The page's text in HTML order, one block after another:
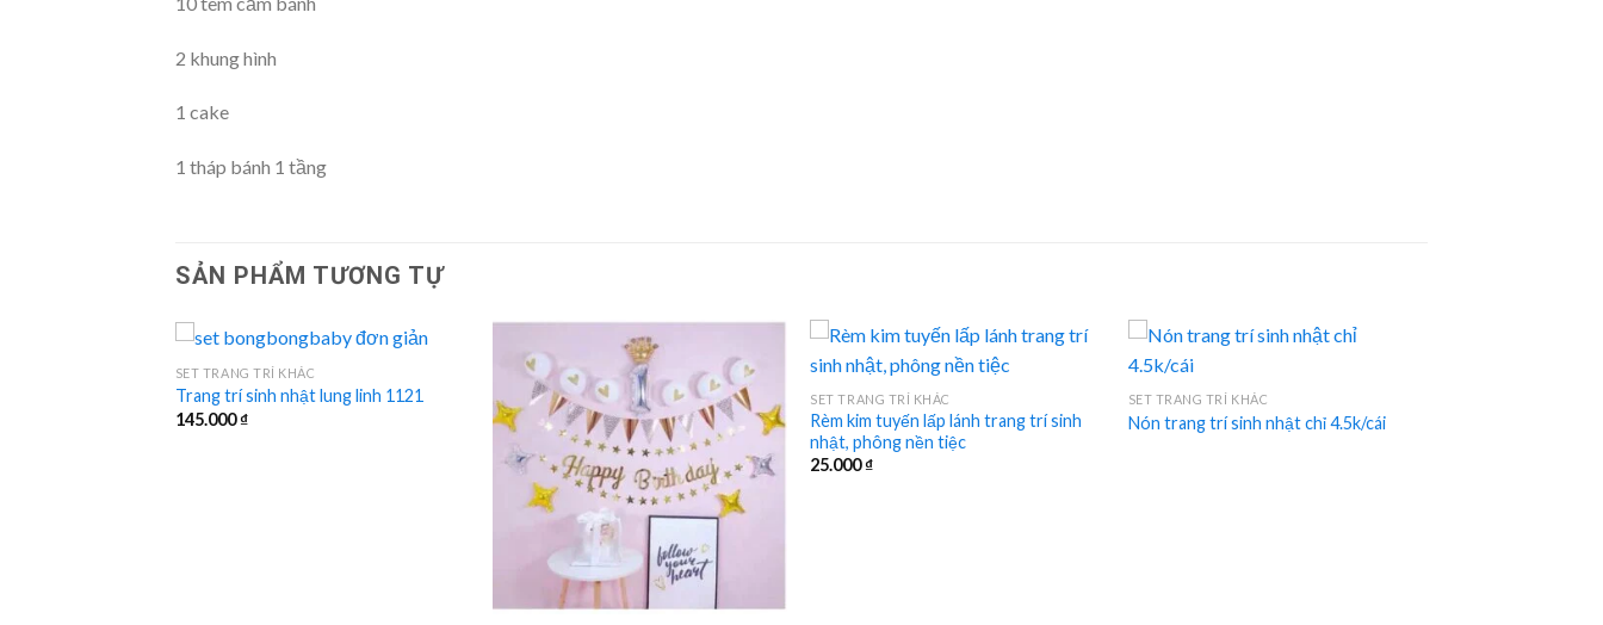
2 khung hình
1 cake
1 tháp bánh 1 tầng
SẢN PHẨM TƯƠNG TỰ
SET TRANG TRÍ KHÁC
Trang trí sinh nhật lung linh 1121
145.000₫
SET TRANG TRÍ KHÁC
Rèm kim tuyến lấp lánh trang trí sinh
nhật, phông nền tiệc
25.000₫
SET TRANG TRÍ KHÁC
Nón trang trí sinh nhật chỉ 4.5k/cái